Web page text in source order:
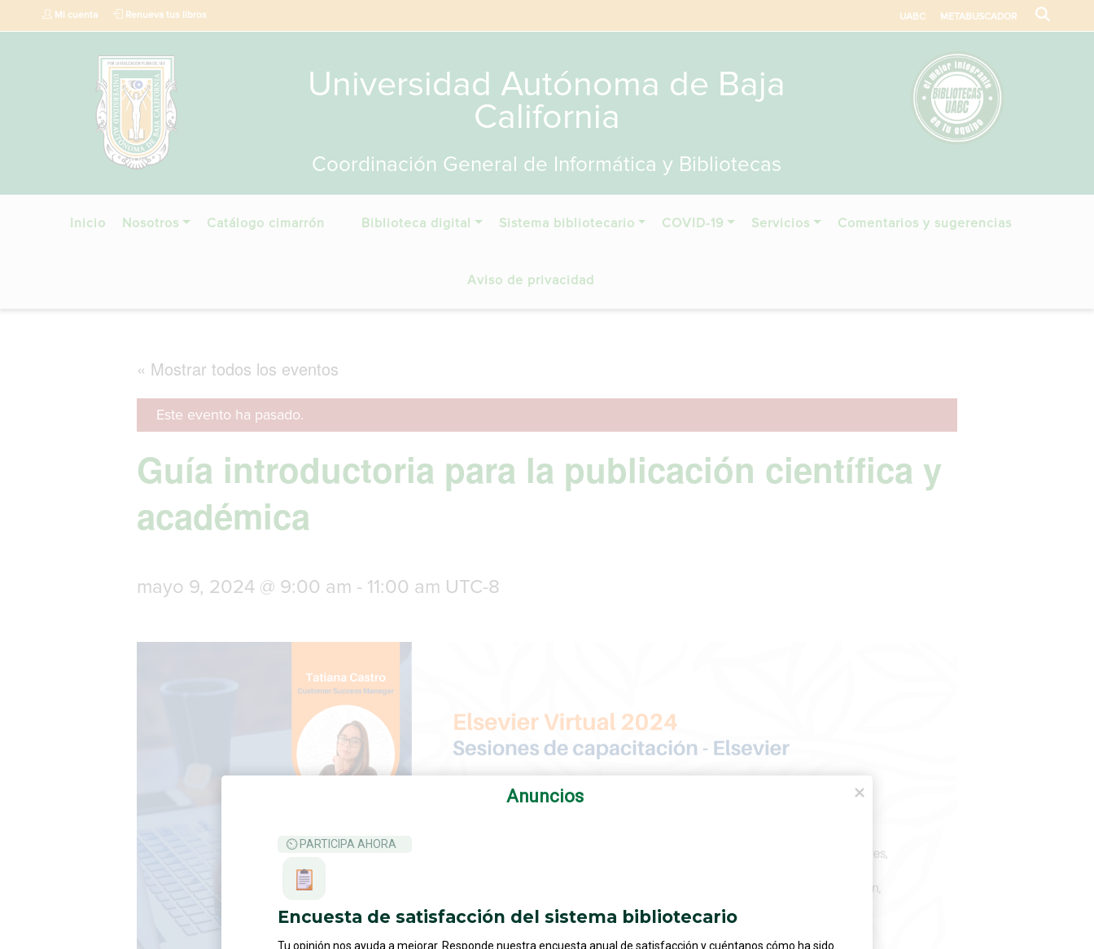
Mi cuenta Renueva tus libros UABC METABUSCADOR
Universidad Autónoma de Baja
California
Coordinación General de Informática y Bibliotecas
Inicio Nosotros Catálogo cimarrón Biblioteca digital Sistema bibliotecario COVID-19 Servicios Comentarios y sugerencias
Aviso de privacidad
« Mostrar todos los eventos
Este evento ha pasado.
Guía introductoria para la publicación científica y
académica
mayo 9, 2024 @ 9:00 am - 11:00 am UTC-8
Anuncios
⏲ PARTICIPA AHORA
Encuesta de satisfacción del sistema bibliotecario
Tu opinión nos ayuda a mejorar. Responde nuestra encuesta anual de satisfacción y cuéntanos cómo ha sido